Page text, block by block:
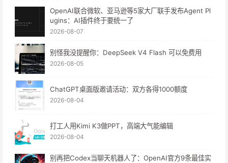
OpenAI联合微软、亚马逊等5家大厂联手发布Agent Pl
ugins：AI插件终于要统一了
2026-08-07
别怪我没提醒你：DeepSeek V4 Flash 可以免费用
2026-08-05
ChatGPT桌面版邀请活动：双方各得1000额度
2026-08-04
打工人用Kimi K3做PPT，高端大气能编辑
2026-08-04
别再把Codex当聊天机器人了：OpenAI官方9条最佳实